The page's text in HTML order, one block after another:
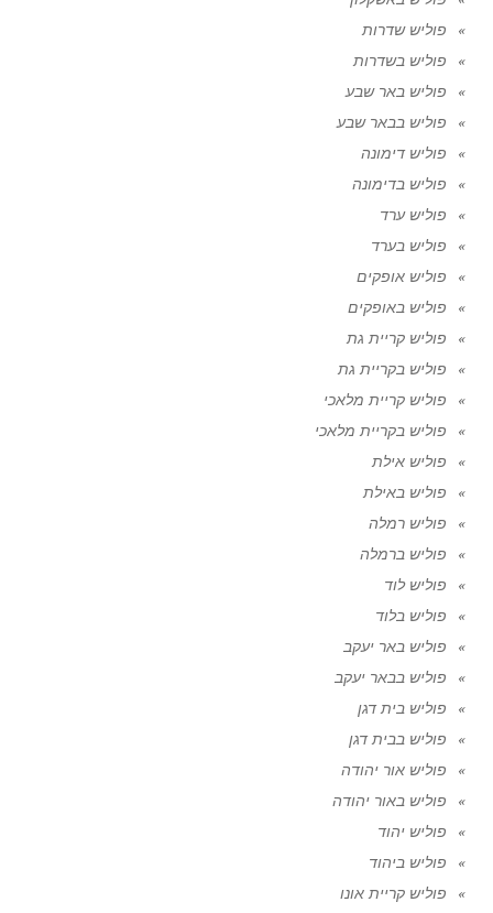
פוליש שדרות
פוליש בשדרות
פוליש באר שבע
פוליש בבאר שבע
פוליש דימונה
פוליש בדימונה
פוליש ערד
פוליש בערד
פוליש אופקים
פוליש באופקים
פוליש קריית גת
פוליש בקריית גת
פוליש קריית מלאכי
פוליש בקריית מלאכי
פוליש אילת
פוליש באילת
פוליש רמלה
פוליש ברמלה
פוליש לוד
פוליש בלוד
פוליש באר יעקב
פוליש בבאר יעקב
פוליש בית דגן
פוליש בבית דגן
פוליש אור יהודה
פוליש באור יהודה
פוליש יהוד
פוליש ביהוד
פוליש קריית אונו